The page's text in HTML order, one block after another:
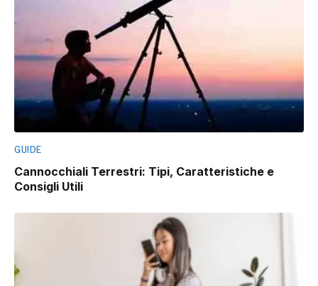
GUIDE
Cannocchiali Terrestri: Tipi, Caratteristiche e
Consigli Utili